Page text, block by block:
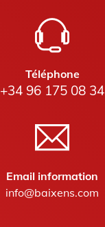
Téléphone
+34 96 175 08 34
Email information
info@baixens.com